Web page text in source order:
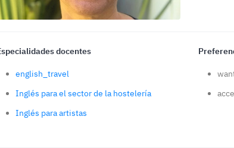
docentes
english_travel
Inglés para el sector de la hostelería
Inglés para artistas